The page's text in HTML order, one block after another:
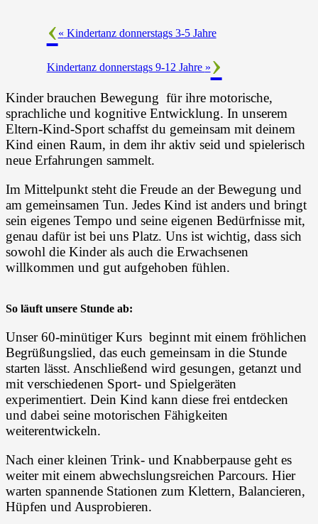
« Kindertanz donnerstags 3-5 Jahre
Kindertanz donnerstags 9-12 Jahre »
Kinder brauchen Bewegung für ihre motorische,
sprachliche und kognitive Entwicklung. In unserem
Eltern-Kind-Sport schaffst du gemeinsam mit deinem
Kind einen Raum, in dem ihr aktiv seid und spielerisch
neue Erfahrungen sammelt.
Im Mittelpunkt steht die Freude an der Bewegung und
am gemeinsamen Tun. Jedes Kind ist anders und bringt
sein eigenes Tempo und seine eigenen Bedürfnisse mit,
genau dafür ist bei uns Platz. Uns ist wichtig, dass sich
sowohl die Kinder als auch die Erwachsenen
willkommen und gut aufgehoben fühlen.
So läuft unsere Stunde ab:
Unser 60-minütiger Kurs beginnt mit einem fröhlichen
Begrüßungslied, das euch gemeinsam in die Stunde
starten lässt. Anschließend wird gesungen, getanzt und
mit verschiedenen Sport- und Spielgeräten
experimentiert. Dein Kind kann diese frei entdecken
und dabei seine motorischen Fähigkeiten
weiterentwickeln.
Nach einer kleinen Trink- und Knabberpause geht es
weiter mit einem abwechslungsreichen Parcours. Hier
warten spannende Stationen zum Klettern, Balancieren,
Hüpfen und Ausprobieren.